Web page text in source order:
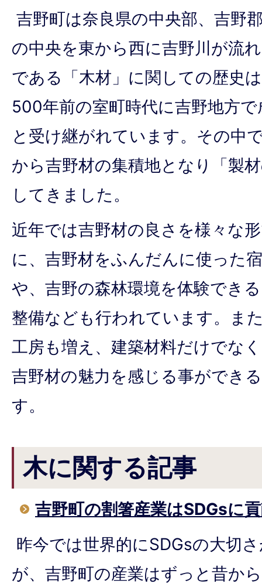
吉野町は奈良県の中央部、吉野
の中央を東から西に吉野川が流
である「木材」に関しての歴史
500年前の室町時代に吉野地方
と受け継がれています。その中
から吉野材の集積地となり「製
してきました。
近年では吉野材の良さを様々な
に、吉野材をふんだんに使った
や、吉野の森林環境を体験でき
整備なども行われています。ま
工房も増え、建築材料だけでな
吉野材の魅力を感じる事ができ
す。
木に関する記事
吉野町の割箸産業はSDGsに
昨今では世界的にSDGsの大切
が、吉野町の産業はずっと昔か